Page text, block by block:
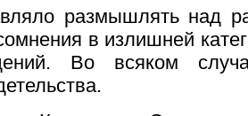
размышлять над
в излишней
Во всяком